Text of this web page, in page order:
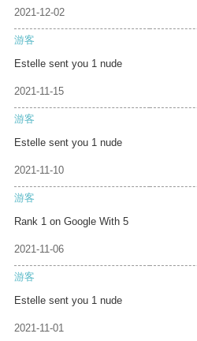
2021-12-02
游客
Estelle sent you 1 nude
2021-11-15
游客
Estelle sent you 1 nude
2021-11-10
游客
Rank 1 on Google With 5
2021-11-06
游客
Estelle sent you 1 nude
2021-11-01